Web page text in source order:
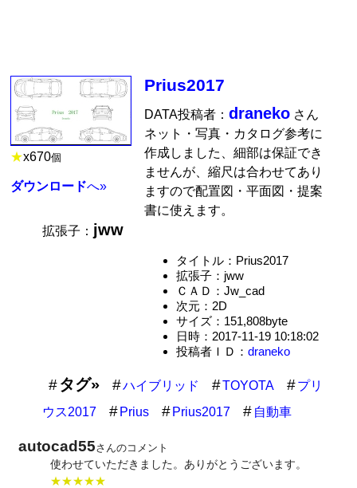
★x670個
ダウンロードへ»
Prius2017
DATA投稿者：draneko さん
ネット・写真・カタログ参考に
作成しました、細部は保証でき
ませんが、縮尺は合わせてあり
ますので配置図・平面図・提案
書に使えます。
拡張子： jww
タイトル：Prius2017
拡張子：jww
ＣＡＤ：Jw_cad
次元：2D
サイズ：151,808byte
日時：2017-11-19 10:18:02
投稿者ＩＤ： draneko
タグ» ハイブリッド TOYOTA
プリ
ウス2017
Prius Prius2017 自動車
autocad55さんのコメント
使わせていただきました。ありがとうございます。
★★★★★